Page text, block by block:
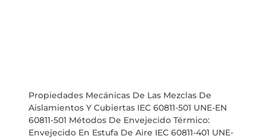
Propiedades Mecánicas De Las Mezclas De
Aislamientos Y Cubiertas IEC 60811-501 UNE-EN
60811-501 Métodos De Envejecido Térmico:
Envejecido En Estufa De Aire IEC 60811-401 UNE-